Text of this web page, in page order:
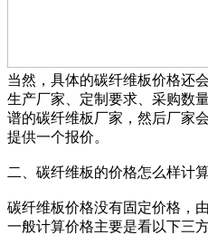
当然，具体的碳纤维板价格还
生产厂家、定制要求、采购数
谱的碳纤维板厂家，然后厂家
提供一个报价。
二、碳纤维板的价格怎么样计
碳纤维板价格没有固定价格，
一般计算价格主要是看以下三方